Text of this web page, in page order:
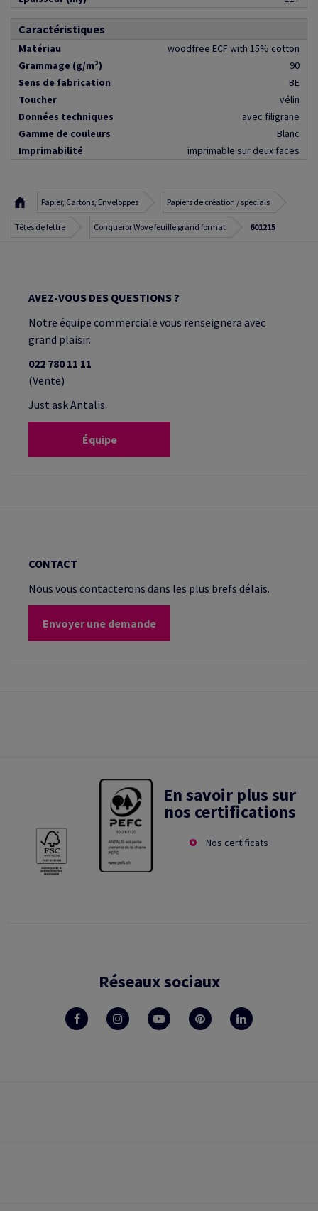
Caractéristiques
Matériau
woodfree ECF with 15% cotton
Grammage (g/m²)
90
Sens de fabrication
BE
Toucher
vélin
Données techniques
avec filigrane
Gamme de couleurs
Blanc
Imprimabilité
imprimable sur deux faces
Papier, Cartons, Enveloppes Papiers de création / specials
Têtes de lettre Conqueror Wove feuille grand format 601215
AVEZ-VOUS DES QUESTIONS ?
Notre équipe commerciale vous renseignera avec
grand plaisir.
022 780 11 11
(Vente)
Just ask Antalis.
Équipe
CONTACT
Nous vous contacterons dans les plus brefs délais.
Envoyer une demande
En savoir plus sur
nos certifications
Nos certificats
Réseaux sociaux